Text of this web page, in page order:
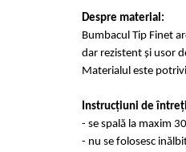
Despre material:
Bumbacul Tip Finet
dar rezistent și usor
Materialul este
Instrucțiuni de
- se spală la maxim
- nu se folosesc